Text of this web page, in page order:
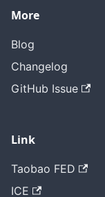
More
Blog
Changelog
GitHub Issue
Link
Taobao FED
ICE